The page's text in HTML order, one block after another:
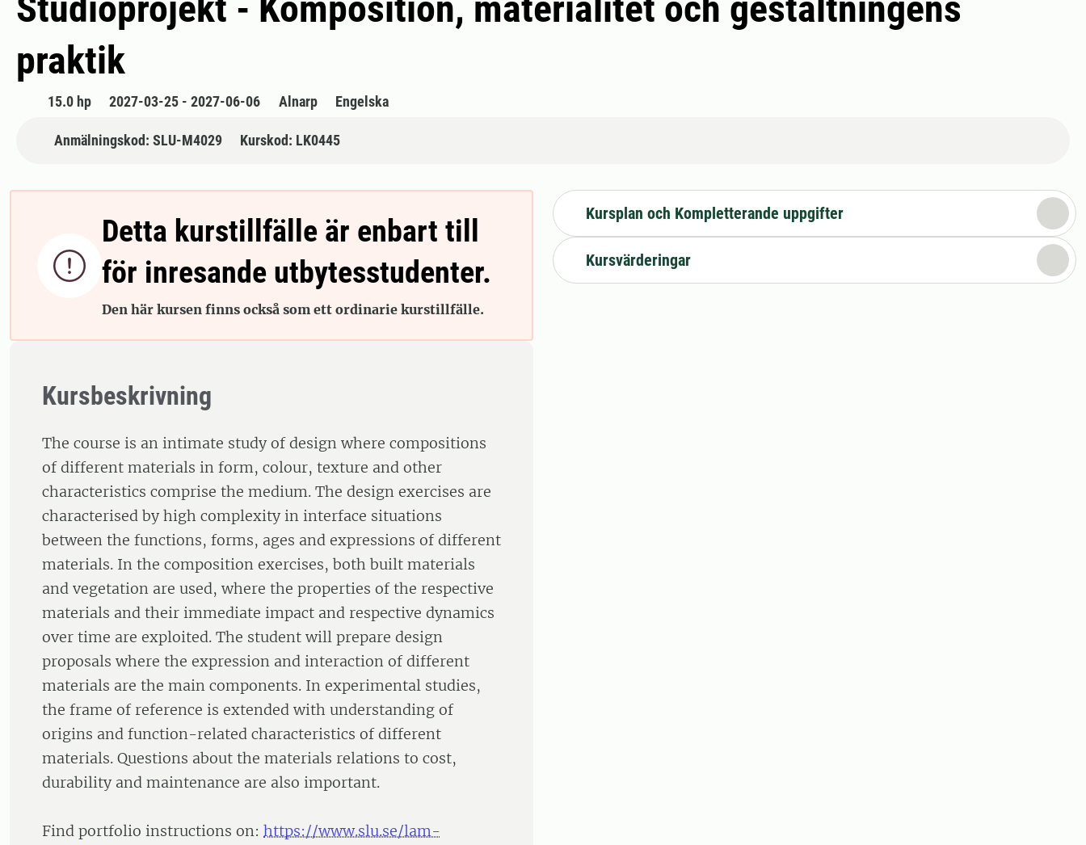
praktik
15.0 hp 2027-03-25 - 2027-06-06 Alnarp Engelska
Anmälningskod: SLU-M4029 Kurskod: LK0445

Detta kurstillfälle är enbart till
för inresande utbytesstudenter.
Den här kursen finns också som ett ordinarie kurstillfälle.
Kursbeskrivning
The course is an intimate study of design where compositions
of different materials in form, colour, texture and other
characteristics comprise the medium. The design exercises are
characterised by high complexity in interface situations
between the functions, forms, ages and expressions of different
materials. In the composition exercises, both built materials
and vegetation are used, where the properties of the respective
materials and their immediate impact and respective dynamics
over time are exploited. The student will prepare design
proposals where the expression and interaction of different
materials are the main components. In experimental studies,
the frame of reference is extended with understanding of
origins and function-related characteristics of different
materials. Questions about the materials relations to cost,
durability and maintenance are also important.
Find portfolio instructions on: https://www.slu.se/lam-
Kursplan och Kompletterande uppgifter
Kursvärderingar